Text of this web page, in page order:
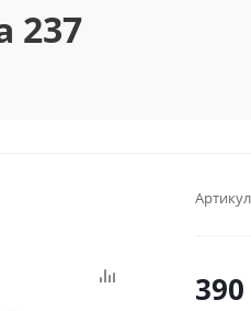
237
390